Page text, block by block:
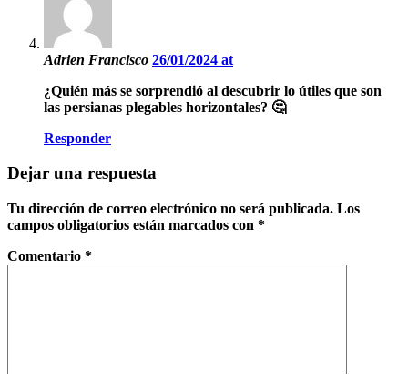
Adrien Francisco 26/01/2024 at
¿Quién más se sorprendió al descubrir lo útiles que son
las persianas plegables horizontales? 🤔
Responder
Dejar una respuesta
Tu dirección de correo electrónico no será publicada. Los
campos obligatorios están marcados con *
Comentario *